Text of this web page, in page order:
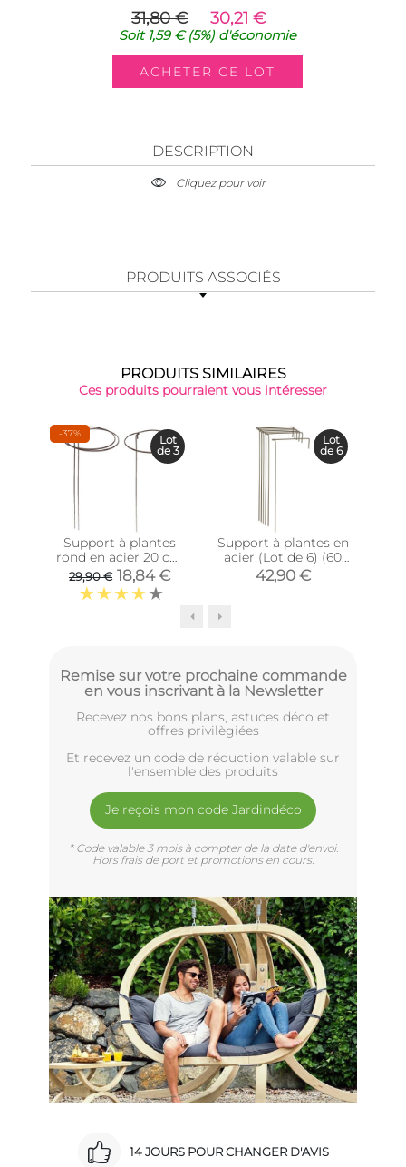
31,80 € 30,21 €
Soit 1,59 €(5%) d'économie
DESCRIPTION
Cliquez pour voir
PRODUITS ASSOCIÉS
PRODUITS SIMILAIRES
Ces produits pourraient vous intéresser
-37%
Support à plantes
rond en acier 20 cm
(Lot de 3)
29,90 € 18,84 €
Lot
de 3
Support à plantes en
acier (Lot de 6) (60
cm)
42,90 €
Lot
de 6
Remise sur votre prochaine commande
en vous inscrivant à la Newsletter
Recevez nos bons plans, astuces déco et
offres privilègiées
Et recevez un code de réduction valable sur
l'ensemble des produits
Je reçois mon code Jardindéco
* Code valable 3 mois à compter de la date d'envoi.
Hors frais de port et promotions en cours.
14 JOURS POUR CHANGER D'AVIS